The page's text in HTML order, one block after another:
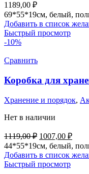
1189,00 ₽
69*55*19см, белый,
Добавить в список
Быстрый просмотр
-10%
Сравнить
Коробка для
Хранение и порядок,
Нет в наличии
1119,00₽
цена
составляла
1119,00 ₽.
1007,00 ₽
44*55*19см, белый,
Добавить в список
Быстрый просмотр